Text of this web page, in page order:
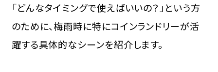
「どんなタイミングで使えばいいの？」という方
のために、梅雨時に特にコインランドリーが活
躍する具体的なシーンを紹介します。